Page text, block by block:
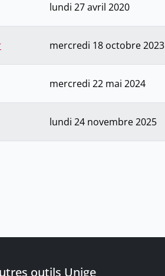
lundi 27 avril 2020
mercredi 18 octobre 2023
mercredi 22 mai 2024
lundi 24 novembre 2025
outils Unige